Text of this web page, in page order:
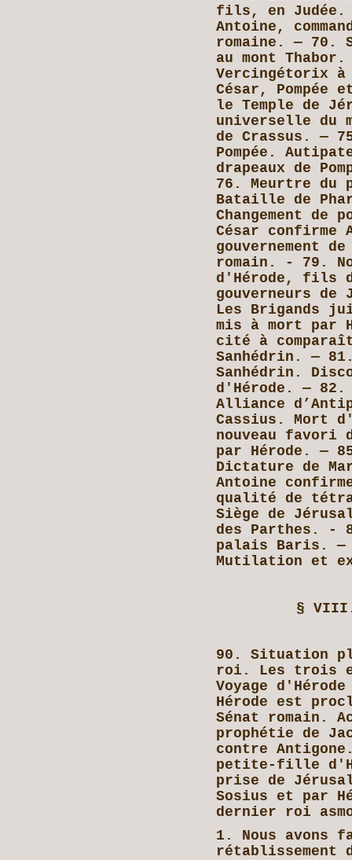
fils, en Judée.
Antoine,
romaine. — 70.
au mont
Vercingétorix
César, Pompée
le Temple de
universelle du
de Crassus. —
Pompée.
drapeaux de
76. Meurtre du
Bataille de
Changement
César confirme
gouvernement
romain. - 79.
d'Hérode, fils
gouverneurs
Les Brigands
mis à mort par
cité à
Sanhédrin. —
Sanhédrin.
d'Hérode. —
Alliance
Cassius. Mort
nouveau favori
par Hérode. —
Dictature de
Antoine
qualité de
Siège de
des Parthes. -
palais Baris. —
Mutilation et
§ VIII.
90. Situation
roi. Les trois
Voyage
Hérode est
Sénat romain.
prophétie de
contre
petite-fille
prise de
Sosius et par
dernier roi
1. Nous avons
rétablissement